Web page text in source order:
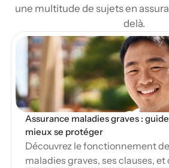
une multitude de sujets en
delà.
Blog
Assurance maladies graves :
mieux se protéger
Découvrez le fonctionnement
maladies graves, ses clauses,